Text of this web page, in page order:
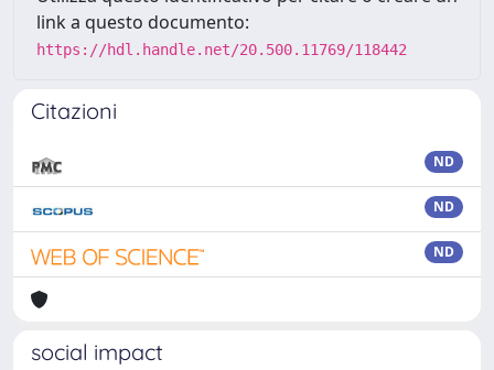
link a questo documento:
https://hdl.handle.net/20.500.11769/118442
Citazioni
ND
ND
ND
social impact